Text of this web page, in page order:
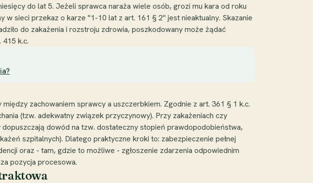
do lat 5. Jeżeli sprawca naraża wiele osób, grozi mu kara od roku
w sieci przekaz o karze "1-10 lat z art. 161 § 2" jest nieaktualny. Skazanie
do zakażenia i rozstroju zdrowia, poszkodowany może żądać
415 k.c.
zachowaniem sprawcy a uszczerbkiem. Zgodnie z art. 361 § 1 k.c.
(tzw. adekwatny związek przyczynowy). Przy zakażeniach czy
dowód na tzw. dostateczny stopień prawdopodobieństwa,
szpitalnych). Dlatego praktyczne kroki to: zabezpieczenie pełnej
oraz - tam, gdzie to możliwe - zgłoszenie zdarzenia odpowiednim
pozycja procesowa.